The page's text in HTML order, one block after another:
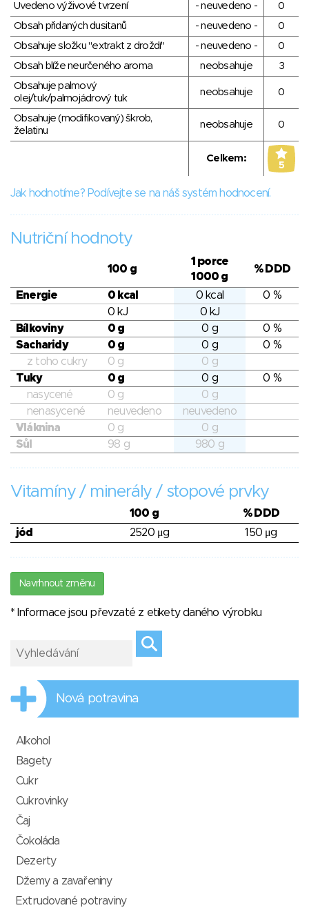
Uvedeno výživové tvrzení
- neuvedeno -
0
Obsah přidaných dusitanů
- neuvedeno -
0
Obsahuje složku "extrakt z droždí"
- neuvedeno -
0
Obsah blíže neurčeného aroma
neobsahuje
3
Obsahuje palmový
olej/tuk/palmojádrový tuk
neobsahuje 0
Obsahuje (modifikovaný) škrob,
želatinu
neobsahuje 0
Celkem:
5
Jak hodnotíme? Podívejte se na náš systém hodnocení.
Nutriční hodnoty
100 g
1 porce
1000 g
% DDD
Energie 0 kcal 0 kcal
0 %
0 kJ
0 kJ
Bílkoviny
0 g 0 g
0 %
Sacharidy
0 g 0 g
0 %
z toho cukry
0 g
0 g
Tuky
0 g 0 g
0 %
nasycené
0 g
0 g
nenasycené
neuvedeno
neuvedeno
Vláknina
0 g
0 g
Sůl
98 g 980 g
Vitamíny / minerály / stopové prvky
100 g
% DDD
jód
2520 μg 150 μg
Navrhnout změnu
* Informace jsou převzaté z etikety daného výrobku
Nová potravina
Alkohol
Bagety
Cukr
Cukrovinky
Čaj
Čokoláda
Dezerty
Džemy a zavařeniny
Extrudované potraviny